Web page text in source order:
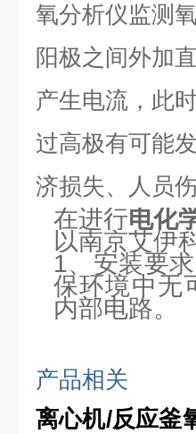
氧分析仪监测
阳极之间外加
产生电流，此
过高极有可能
济损失、人员
在进行电化
以南京艾伊
1、安装要
保环境中无
内部电路。
产品相关
离心机/反应釜